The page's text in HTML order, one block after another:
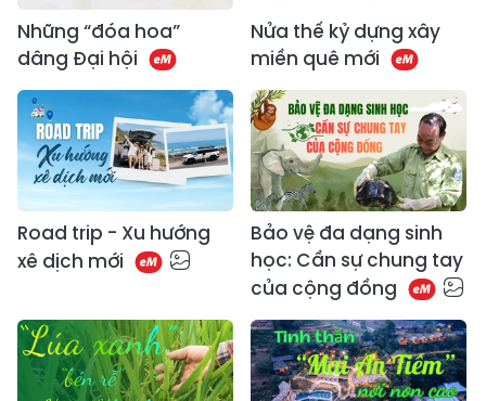
Những “đóa hoa”
dâng Đại hội
Nửa thế kỷ dựng xây
miền quê mới
Road trip - Xu hướng
xê dịch mới
Bảo vệ đa dạng sinh
học: Cần sự chung tay
của cộng đồng